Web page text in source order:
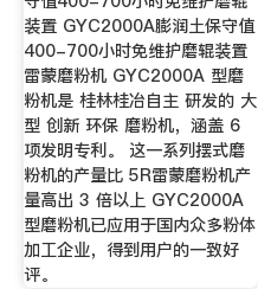
装置 GYC2000A膨润土保守值
400-700小时免维护磨辊装置
雷蒙磨粉机 GYC2000A 型磨
粉机是 桂林桂冶自主 研发的 大
型 创新 环保 磨粉机，涵盖 6
项发明专利。 这一系列摆式磨
粉机的产量比 5R雷蒙磨粉机产
量高出 3 倍以上 GYC2000A
型磨粉机已应用于国内众多粉体
加工企业，得到用户的一致好
评。